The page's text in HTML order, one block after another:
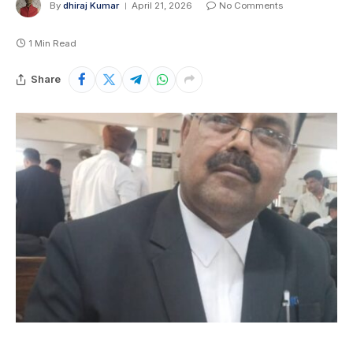
By dhiraj Kumar April 21, 2026 No Comments
1 Min Read
Share